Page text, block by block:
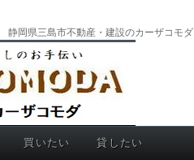
静岡県三島市不動産・建設のカーザコモダ
買いたい
貸したい